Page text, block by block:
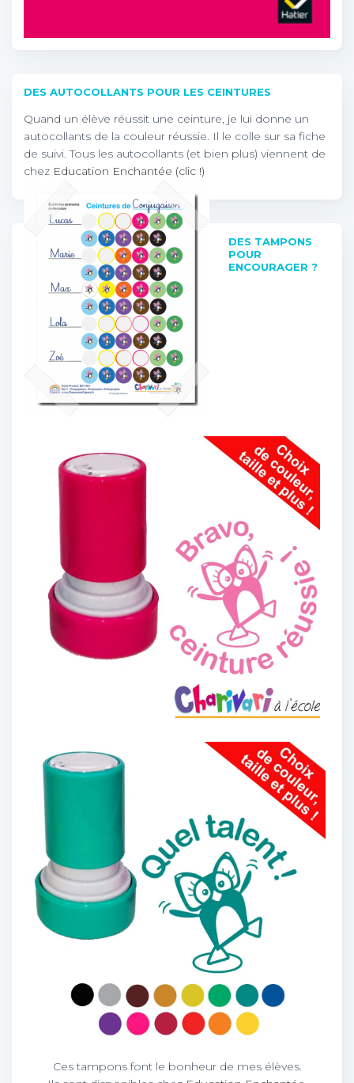
DES AUTOCOLLANTS POUR LES CEINTURES
Quand un élève réussit une ceinture, je lui donne un
autocollants de la couleur réussie. Il le colle sur sa fiche
de suivi. Tous les autocollants (et bien plus) viennent de
chez Education Enchantée (clic !)
DES TAMPONS
POUR
ENCOURAGER ?
Ces tampons font le bonheur de mes élèves.